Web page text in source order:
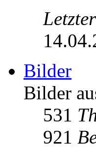
Bilder
Bilder
531
921